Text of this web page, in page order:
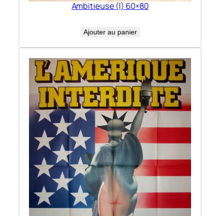
Ambitieuse (l) 60×80
Ajouter au panier